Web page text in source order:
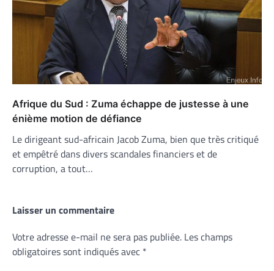
Afrique du Sud : Zuma échappe de justesse à une
énième motion de défiance
Le dirigeant sud-africain Jacob Zuma, bien que très critiqué
et empêtré dans divers scandales financiers et de
corruption, a tout…
Laisser un commentaire
Votre adresse e-mail ne sera pas publiée. Les champs
obligatoires sont indiqués avec *